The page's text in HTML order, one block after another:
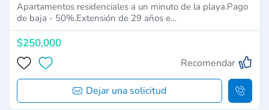
Apartamentos residenciales a un minuto de la playa.Pago
de baja - 50%.Extensión de 29 años e…
$250,000
Recomendar
Dejar una solicitud